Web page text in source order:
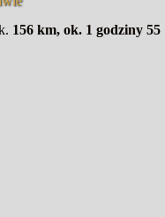
156 km, ok. 1 godziny 55